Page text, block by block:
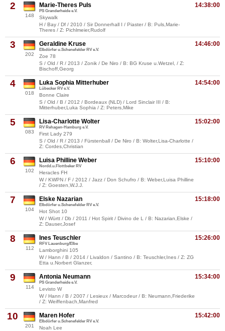
2
148
14:38:00
Marie-Theres Puls
PS Granderheide e.V.
Skywalk
H / Bay / Df / 2010 / Sir Donnerhall I / Piaster / B: Puls,Marie-
Theres / Z: Pichlmeier,Rudolf
3
202
14:46:00
Geraldine Kruse
Elbdörfer u.Schenefelder RV e.V.
Zoe 78
S / Old / R / 2013 / Zonik / De Niro / B: BG Kruse u.Wetzel, / Z:
Bischoff,Georg
4
018
14:54:00
Luka Sophia Mitterhuber
Lübecker RV e.V.
Bonne Claire
S / Old / B / 2012 / Bordeaux (NLD) / Lord Sinclair III / B:
Mitterhuber,Luka Sophia / Z: Peters,Mike
5
083
15:02:00
Lisa-Charlotte Wolter
RV Rehagen-Hamburg e.V.
First Lady 279
S / Old / R / 2013 / Fürstenball / De Niro / B: Wolter,Lisa-Charlotte /
Z: Cordes,Christian
6
102
15:10:00
Luisa Philline Weber
Nordd.u.Flottbeker RV
Heracles FH
W / KWPN / F / 2012 / Jazz / Don Schufro / B: Weber,Luisa Philline
/ Z: Goesten,W.J.J.
7
104
15:18:00
Elske Nazarian
Elbdörfer u.Schenefelder RV e.V.
Hot Shot 10
W / Württ / Db / 2011 / Hot Spirit / Divino de L / B: Nazarian,Elske /
Z: Dauser,Josef
8
112
15:26:00
Ines Teuschler
RFV Lauenburg/Elbe
Lamborghini 105
W / Hann / B / 2014 / Livaldon / Santino / B: Teuschler,Ines / Z: ZG
Etta u.Norbert Glanzer,
9
114
15:34:00
Antonia Neumann
PS Granderheide e.V.
Levisto W
W / Hann / B / 2007 / Lesieux / Marcodeur / B: Neumann,Friederike
/ Z: Weiffenbach,Manfred
10
201
15:42:00
Maren Hofer
Elbdörfer u.Schenefelder RV e.V.
Noah Lee